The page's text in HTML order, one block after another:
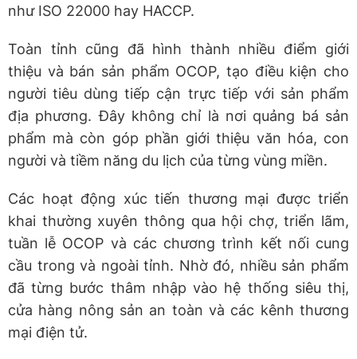
như ISO 22000 hay HACCP.
Toàn tỉnh cũng đã hình thành nhiều điểm giới
thiệu và bán sản phẩm OCOP, tạo điều kiện cho
người tiêu dùng tiếp cận trực tiếp với sản phẩm
địa phương. Đây không chỉ là nơi quảng bá sản
phẩm mà còn góp phần giới thiệu văn hóa, con
người và tiềm năng du lịch của từng vùng miền.
Các hoạt động xúc tiến thương mại được triển
khai thường xuyên thông qua hội chợ, triển lãm,
tuần lễ OCOP và các chương trình kết nối cung
cầu trong và ngoài tỉnh. Nhờ đó, nhiều sản phẩm
đã từng bước thâm nhập vào hệ thống siêu thị,
cửa hàng nông sản an toàn và các kênh thương
mại điện tử.